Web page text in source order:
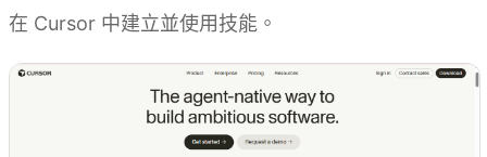
在 Cursor 中建立並使用技能。